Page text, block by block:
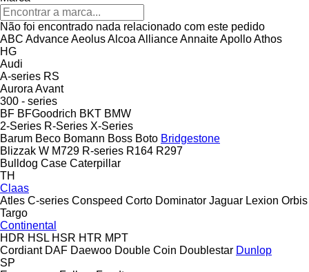
Não foi encontrado nada relacionado com este pedido
ABC AdvanceAeolusAlcoa AllianceAnnaiteApolloAthos
HG
Audi
A-series RS
Aurora Avant
300 - series
BF BFGoodrich BKT BMW
2-Series R-Series X-Series
Barum Beco Bomann Boss Boto Bridgestone
Blizzak W M729 R-series R164 R297
Bulldog Case Caterpillar
TH
Claas
Atles C-series Conspeed Corto Dominator Jaguar Lexion Orbis
Targo
Continental
HDR HSL HSR HTR MPT
Cordiant DAF Daewoo Double Coin Doublestar Dunlop
SP